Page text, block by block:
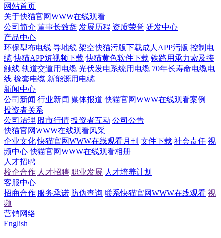
网站首页
关于快猫官网WWW在线观看
公司简介 董事长致辞 发展历程 资质荣誉 研发中心
产品中心
环保型布电线 导地线 架空快猫污版下载成人APP污版 控制电
缆 快猫APP短视频下载 快猫黄色软件下载 铁路用承力索及接
触线 轨道交道用电缆 光伏发电系统用电缆 70年长寿命电缆电
线 橡套电缆 新能源用电缆
新闻中心
公司新闻 行业新闻 媒体报道 快猫官网WWW在线观看案例
投资者关系
公司治理 股市行情 投资者互动 公司公告
快猫官网WWW在线观看风采
企业文化 快猫官网WWW在线观看月刊 文件下载 社会责任 视
频中心 快猫官网WWW在线观看相册
人才招聘
校企合作 人才招聘 职业发展 人才培养计划
客服中心
招商合作 服务承诺 防伪查询 联系快猫官网WWW在线观看 视
频
营销网络
English